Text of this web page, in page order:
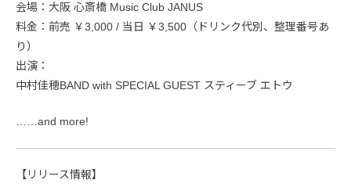
会場：大阪 心斎橋 Music Club JANUS
料金：前売 ￥3,000 / 当日 ￥3,500（ドリンク代別、整理番号あ
り）
出演：
中村佳穂BAND with SPECIAL GUEST スティーブ エトウ
……and more!
【リリース情報】